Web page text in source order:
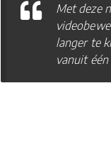
Met deze
langer te
vanuit